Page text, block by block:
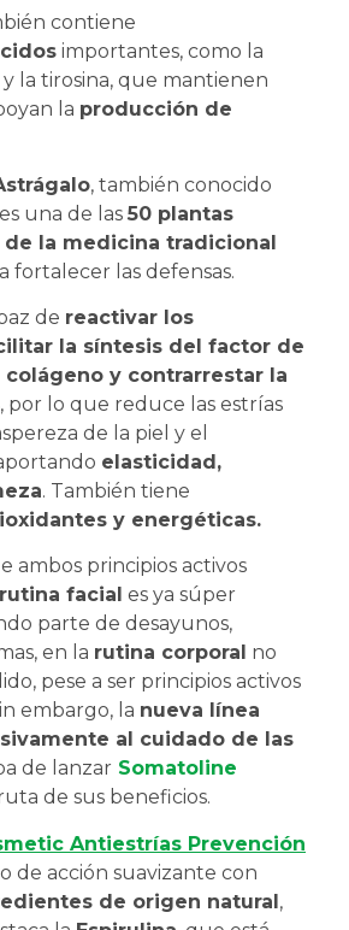
contiene
importantes, como la
la tirosina, que mantienen
la producción de
, también conocido
una de las 50 plantas
la medicina tradicional
fortalecer las defensas.
de reactivar los
la síntesis del factor de
y contrarrestar la
, por lo que reduce las estrías
de la piel y el
elasticidad,
. También tiene
y energéticas.
ambos principios activos
rutina facial es ya súper
parte de desayunos,
en la rutina corporal no
pese a ser principios activos
embargo, la nueva línea
al cuidado de las
de lanzar Somatoline
de sus beneficios.
Antiestrías Prevención
de acción suavizante con
de origen natural,